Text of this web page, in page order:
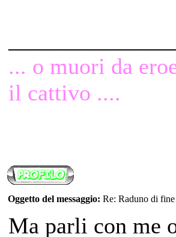
... o muori da
il cattivo ....
Oggetto del messaggio: Re: Raduno di
Ma parli con me